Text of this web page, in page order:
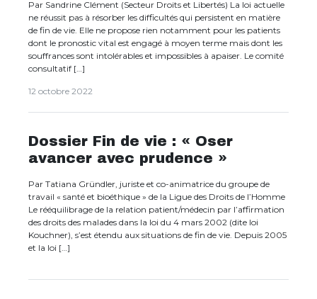
Par Sandrine Clément (Secteur Droits et Libertés) La loi actuelle
ne réussit pas à résorber les difficultés qui persistent en matière
de fin de vie. Elle ne propose rien notamment pour les patients
dont le pronostic vital est engagé à moyen terme mais dont les
souffrances sont intolérables et impossibles à apaiser. Le comité
consultatif […]
12 octobre 2022
Dossier Fin de vie : « Oser
avancer avec prudence »
Par Tatiana Gründler, juriste et co-animatrice du groupe de
travail « santé et bioéthique » de la Ligue des Droits de l’Homme
Le rééquilibrage de la relation patient/médecin par l’affirmation
des droits des malades dans la loi du 4 mars 2002 (dite loi
Kouchner), s’est étendu aux situations de fin de vie. Depuis 2005
et la loi […]